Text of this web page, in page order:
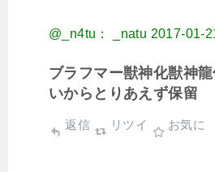
@_n4tu： _natu 2017-01-
ブラフマー獣神化獣神
いからとりあえず保留
返信 リツイ お気に